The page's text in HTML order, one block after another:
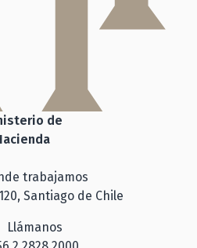
de
trabajamos
Santiago de Chile
Llámanos